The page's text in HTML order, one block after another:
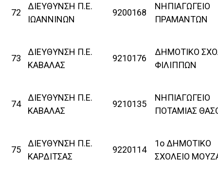
72
ΔΙΕΥΘΥΝΣΗ Π.Ε.
ΙΩΑΝΝΙΝΩΝ
9200168
ΝΗΠΙΑΓΩΓΕΙΟ
ΠΡΑΜΑΝΤΩΝ
73
ΔΙΕΥΘΥΝΣΗ Π.Ε.
ΚΑΒΑΛΑΣ
9210176
ΔΗΜΟΤΙΚΟ
ΦΙΛΙΠΠΩΝ
74
ΔΙΕΥΘΥΝΣΗ Π.Ε.
ΚΑΒΑΛΑΣ
9210135
ΝΗΠΙΑΓΩΓΕΙΟ
ΠΟΤΑΜΙΑΣ
75
ΔΙΕΥΘΥΝΣΗ Π.Ε.
ΚΑΡΔΙΤΣΑΣ
9220114
1ο ΔΗΜΟΤΙΚΟ
ΣΧΟΛΕΙΟ